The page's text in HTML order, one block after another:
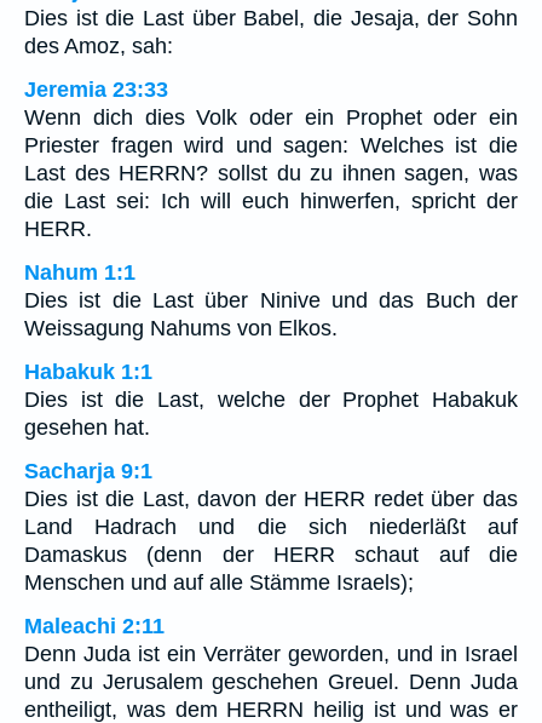
Dies ist die Last über Babel, die Jesaja, der Sohn
des Amoz, sah:
Jeremia 23:33
Wenn dich dies Volk oder ein Prophet oder ein
Priester fragen wird und sagen: Welches ist die
Last des HERRN? sollst du zu ihnen sagen, was
die Last sei: Ich will euch hinwerfen, spricht der
HERR.
Nahum 1:1
Dies ist die Last über Ninive und das Buch der
Weissagung Nahums von Elkos.
Habakuk 1:1
Dies ist die Last, welche der Prophet Habakuk
gesehen hat.
Sacharja 9:1
Dies ist die Last, davon der HERR redet über das
Land Hadrach und die sich niederläßt auf
Damaskus (denn der HERR schaut auf die
Menschen und auf alle Stämme Israels);
Maleachi 2:11
Denn Juda ist ein Verräter geworden, und in Israel
und zu Jerusalem geschehen Greuel. Denn Juda
entheiligt, was dem HERRN heilig ist und was er